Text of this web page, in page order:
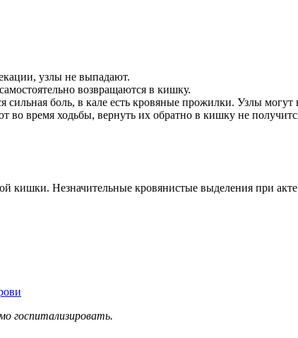
узлы не выпадают.
возвращаются в кишку.
боль, в кале есть кровяные прожилки. Узлы
время ходьбы, вернуть их обратно в кишку не
кишки. Незначительные кровянистые выделения при
госпитализировать.